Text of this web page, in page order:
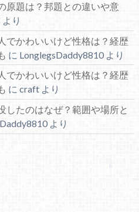
原題は？邦題との違いや意
より
でかわいいけど性格は？経歴
に LonglegsDaddy8810より
でかわいいけど性格は？経歴
に craftより
したのはなぜ？範囲や場所と
より